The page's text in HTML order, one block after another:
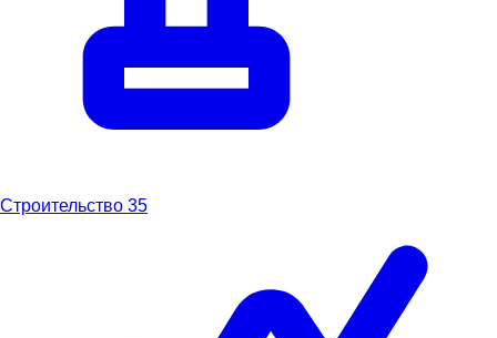
Строительство 35